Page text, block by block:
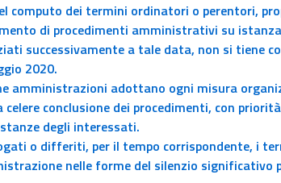
computo dei termini ordinatori o perentori,
di procedimenti amministrativi su
successivamente a tale data, non si tiene
2020.
amministrazioni adottano ogni misura
celere conclusione dei procedimenti, con
degli interessati.
o differiti, per il tempo corrispondente, i
nelle forme del silenzio significativo